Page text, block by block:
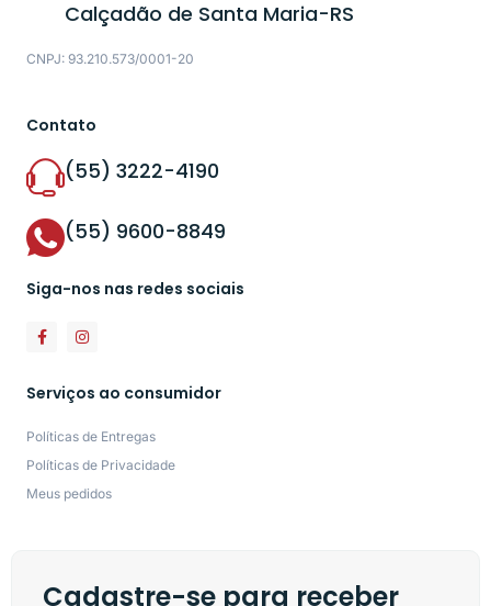
Calçadão de Santa Maria-RS
CNPJ: 93.210.573/0001-20
Contato
(55) 3222-4190
(55) 9600-8849
Siga-nos nas redes sociais
Serviços ao consumidor
Políticas de Entregas
Políticas de Privacidade
Meus pedidos
Cadastre-se para receber